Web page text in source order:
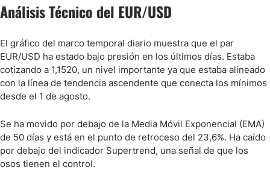
Análisis Técnico del EUR/USD
El gráfico del marco temporal diario muestra que el par
EUR/USD ha estado bajo presión en los últimos días. Estaba
cotizando a 1,1520, un nivel importante ya que estaba alineado
con la línea de tendencia ascendente que conecta los mínimos
desde el 1 de agosto.
Se ha movido por debajo de la Media Móvil Exponencial (EMA)
de 50 días y está en el punto de retroceso del 23,6%. Ha caído
por debajo del indicador Supertrend, una señal de que los
osos tienen el control.